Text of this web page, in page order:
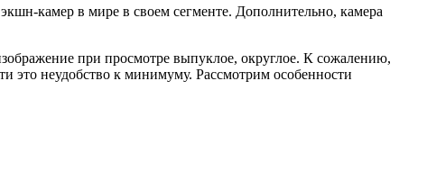
камер в мире в своем сегменте. Дополнительно, камера
при просмотре выпуклое, округлое. К сожалению,
это неудобство к минимуму. Рассмотрим особенности